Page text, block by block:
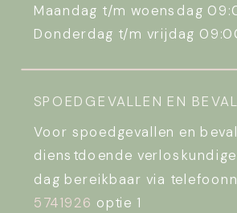
Maandag t/m woensdag
Donderdag t/m vrijdag
SPOEDGEVALLEN EN
Voor spoedgevallen en
dienstdoende
dag bereikbaar via
5741926 optie 1